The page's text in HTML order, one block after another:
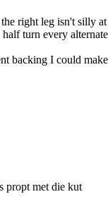
right leg isn't silly at
turn every alternate
backing I could make
propt met die kut